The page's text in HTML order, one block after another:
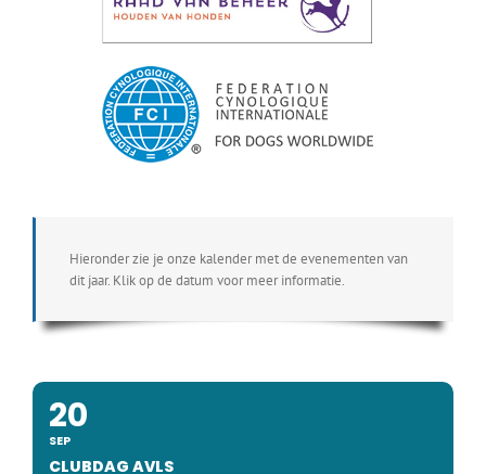
Hieronder zie je onze kalender met de evenementen van
dit jaar. Klik op de datum voor meer informatie.
20
SEP
CLUBDAG AVLS